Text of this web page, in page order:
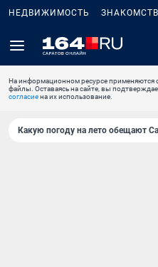
НЕДВИЖИМОСТЬ
На информационном ресурсе применяются
файлы. Оставаясь на сайте, вы
согласиена их использование.
Какую погоду на лето обещают